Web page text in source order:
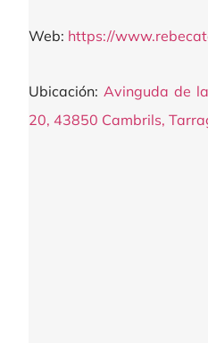
Web: https://
Ubicación: Avinguda de
20, 43850 Cambrils,